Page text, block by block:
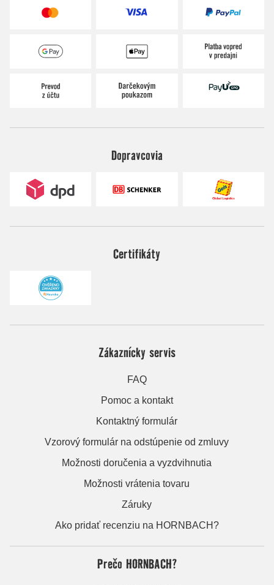
Dopravcovia
Certifikáty
Zákaznícky servis
FAQ
Pomoc a kontakt
Kontaktný formulár
Vzorový formulár na odstúpenie od zmluvy
Možnosti doručenia a vyzdvihnutia
Možnosti vrátenia tovaru
Záruky
Ako pridať recenziu na HORNBACH?
Prečo HORNBACH?